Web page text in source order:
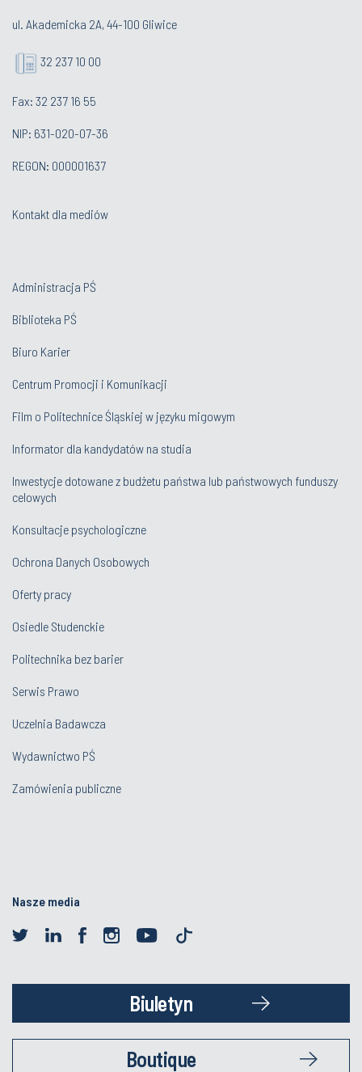
ul. Akademicka 2A, 44-100 Gliwice
32 237 10 00
Fax: 32 237 16 55
NIP: 631-020-07-36
REGON: 000001637
Kontakt dla mediów
Administracja PŚ
Biblioteka PŚ
Biuro Karier
Centrum Promocji i Komunikacji
Film o Politechnice Śląskiej w języku migowym
Informator dla kandydatów na studia
Inwestycje dotowane z budżetu państwa lub państwowych funduszy
celowych
Konsultacje psychologiczne
Ochrona Danych Osobowych
Oferty pracy
Osiedle Studenckie
Politechnika bez barier
Serwis Prawo
Uczelnia Badawcza
Wydawnictwo PŚ
Zamówienia publiczne
Nasze media
Biuletyn
Boutique